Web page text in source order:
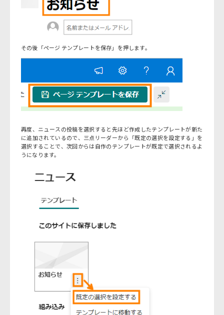
その後「ページ テンプレートを保存」を押します。
再度、ニュースの投稿を選択すると先ほど作成したテンプレートが新た
に追加されているので、三点リーダーから「既定の選択を設定する」を
選択することで、次回からは自作のテンプレートが既定で選択されるよ
うになります。